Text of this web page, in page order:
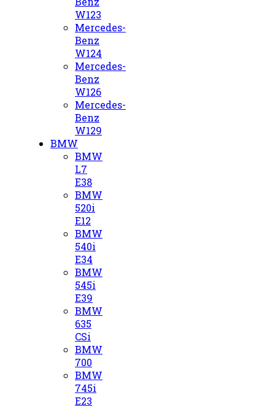
W123
Mercedes-
Benz
W124
Mercedes-
Benz
W126
Mercedes-
Benz
W129
BMW
BMW
L7
E38
BMW
520i
E12
BMW
540i
E34
BMW
545i
E39
BMW
635
CSi
BMW
700
BMW
745i
E23